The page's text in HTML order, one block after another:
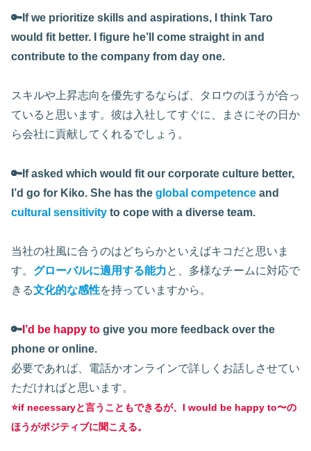
🔑If we prioritize skills and aspirations, I think Taro
would fit better. I figure he’ll come straight in and
contribute to the company from day one.
スキルや上昇志向を優先するならば、タロウのほうが合っ
ていると思います。彼は入社してすぐに、まさにその日か
ら会社に貢献してくれるでしょう。
🔑If asked which would fit our corporate culture better,
I’d go for Kiko. She has the global competence and
cultural sensitivity to cope with a diverse team.
当社の社風に合うのはどちらかといえばキコだと思いま
す。 グローバルに適用する能力と、多様なチームに対応で
きる文化的な感性を持っていますから。
🔑 I’d be happy to give you more feedback over the
phone or online.
必要であれば、電話かオンラインで詳しくお話しさせてい
ただければと思います。
⭐️if necessaryと言うこともできるが、I would be happy to〜の
ほうがポジティブに聞こえる。